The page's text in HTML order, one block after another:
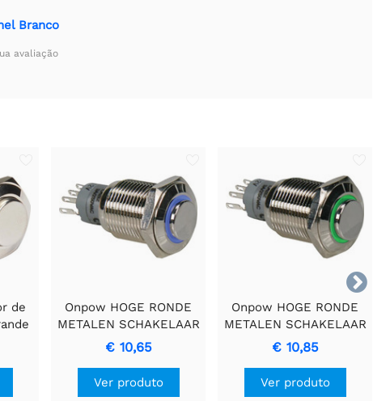
Branco
avaliação

de
Onpow HOGE RONDE
METALEN SCHAKELAAR
- SPDT met 1NO,
1NCTranslation: ALTO
INTERRUPTOR
REDONDO DE METAL -
€ 10,65
Ver produto
Onpow HOGE RONDE
METALEN SCHAKELAAR
SPDT 1NO 1NC" em
português fica:
"Interruptor de metal
redondo alto SPDT 1NA
€ 10,85
Ver produto